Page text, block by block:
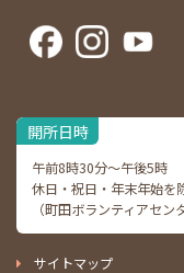
開所日時
午前8時30分～午後5時
休日・祝日・年末年始を
（町田ボランティアセン
サイトマップ